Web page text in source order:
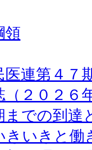
領
医連第４
（２０２６
までの到
きいきと